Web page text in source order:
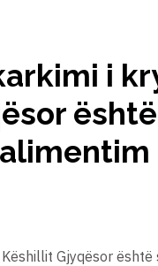
i
është
Gjyqësor është